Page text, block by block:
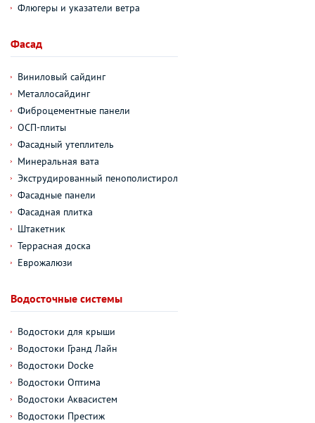
Флюгеры и указатели ветра
Фасад
Виниловый сайдинг
Металлосайдинг
Фиброцементные панели
ОСП-плиты
Фасадный утеплитель
Минеральная вата
Экструдированный пенополистирол
Фасадные панели
Фасадная плитка
Штакетник
Террасная доска
Еврожалюзи
Водосточные системы
Водостоки для крыши
Водостоки Гранд Лайн
Водостоки Docke
Водостоки Оптима
Водостоки Аквасистем
Водостоки Престиж